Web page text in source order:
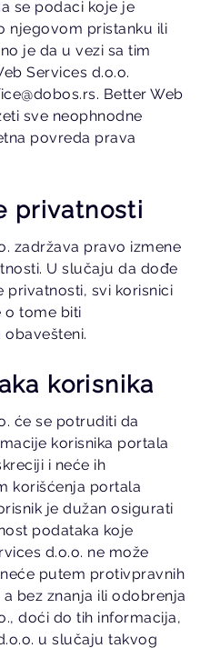
se podaci koje je
njegovom pristanku ili
je da u vezi sa tim
Services d.o.o.
Better Web
sve neophnodne
povreda prava
privatnosti
zadržava pravo izmene
U slučaju da dođe
privatnosti, svi korisnici
o tome biti
korisnika
će se potruditi da
korisnika portala
i neće ih
korišćenja portala
je dužan osigurati
podataka koje
d.o.o. ne može
putem protivpravnih
bez znanja ili odobrenja
doći do tih informacija,
u slučaju takvog